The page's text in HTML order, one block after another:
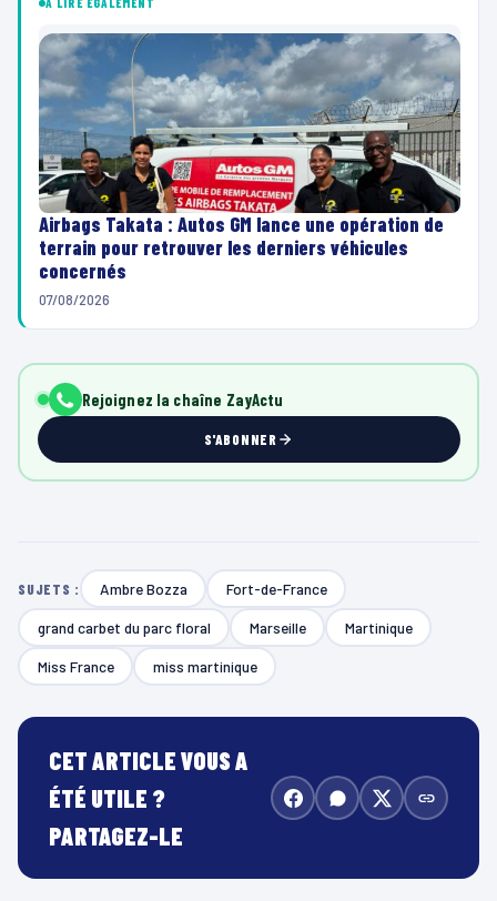
À LIRE ÉGALEMENT
Airbags Takata : Autos GM lance une opération de
terrain pour retrouver les derniers véhicules
concernés
07/08/2026
Rejoignez la chaîne ZayActu
S'ABONNER
SUJETS : Ambre Bozza Fort-de-France
grand carbet du parc floral Marseille Martinique
Miss France miss martinique
CET ARTICLE VOUS A
ÉTÉ UTILE ?
PARTAGEZ-LE